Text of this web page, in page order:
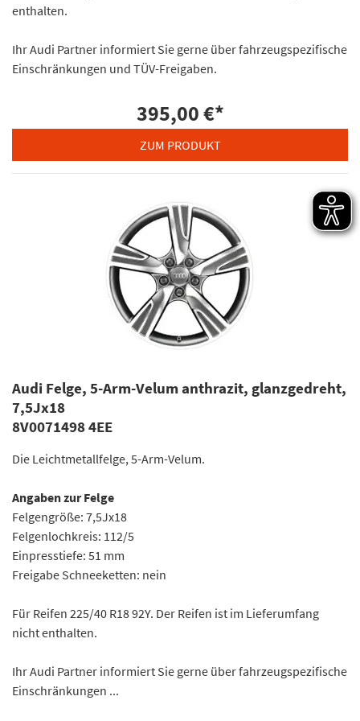
enthalten.
Ihr Audi Partner informiert Sie gerne über fahrzeugspezifische
Einschränkungen und TÜV-Freigaben.
395,00 €*
ZUM PRODUKT
Audi Felge, 5-Arm-Velum anthrazit, glanzgedreht,
7,5Jx18
8V0071498 4EE
Die Leichtmetallfelge, 5-Arm-Velum.
Angaben zur Felge
Felgengröße: 7,5Jx18
Felgenlochkreis: 112/5
Einpresstiefe: 51 mm
Freigabe Schneeketten: nein
Für Reifen 225/40 R18 92Y. Der Reifen ist im Lieferumfang
nicht enthalten.
Ihr Audi Partner informiert Sie gerne über fahrzeugspezifische
Einschränkungen ...